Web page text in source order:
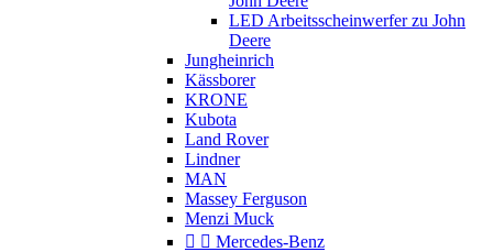
LED Arbeitsscheinwerfer zu John
Deere
Jungheinrich
Kässborer
KRONE
Kubota
Land Rover
Lindner
MAN
Massey Ferguson
Menzi Muck
  Mercedes-Benz